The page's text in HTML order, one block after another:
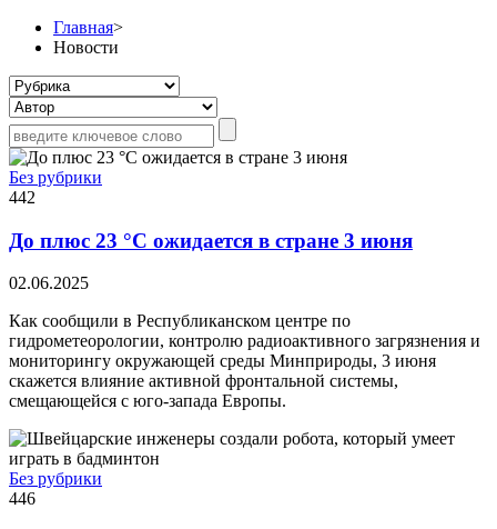
Главная>
Новости
Без рубрики
442
До плюс 23 °С ожидается в стране 3 июня
02.06.2025
Как сообщили в Республиканском центре по
гидрометеорологии, контролю радиоактивного загрязнения и
мониторингу окружающей среды Минприроды, 3 июня
скажется влияние активной фронтальной системы,
смещающейся с юго-запада Европы.
Без рубрики
446